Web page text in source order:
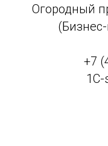
Огородный
+7